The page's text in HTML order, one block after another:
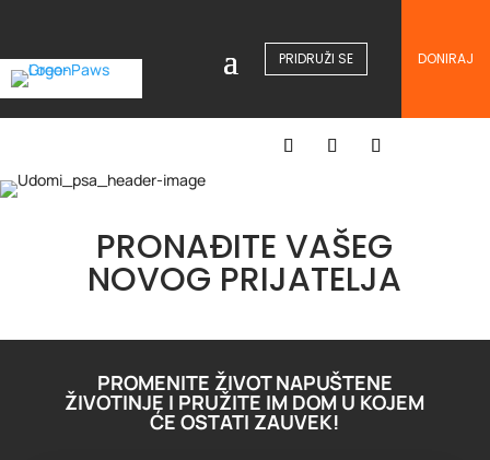
PRIDRUŽI SE DONIRAJ
PRONAĐITE VAŠEG
NOVOG PRIJATELJA
PROMENITE ŽIVOT NAPUŠTENE
ŽIVOTINJE I PRUŽITE IM DOM U KOJEM
ĆE OSTATI ZAUVEK!